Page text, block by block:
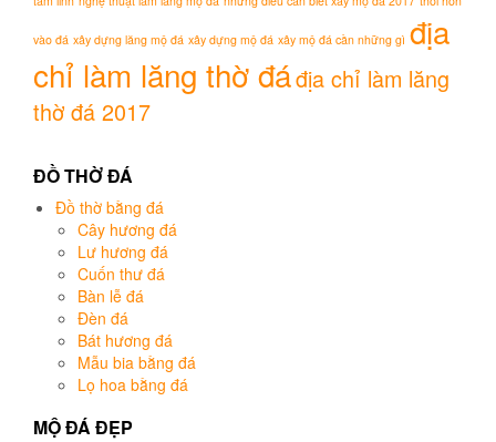
vào đá xây dựng lăng mộ đá xây dựng mộ đá xây mộ đá cần những gì địa
chỉ làm lăng thờ đáđịa chỉ làm lăng
thờ đá 2017
ĐỒ THỜ ĐÁ
Đồ thờ bằng đá
Cây hương đá
Lư hương đá
Cuốn thư đá
Bàn lễ đá
Đèn đá
Bát hương đá
Mẫu bia bằng đá
Lọ hoa bằng đá
MỘ ĐÁ ĐẸP